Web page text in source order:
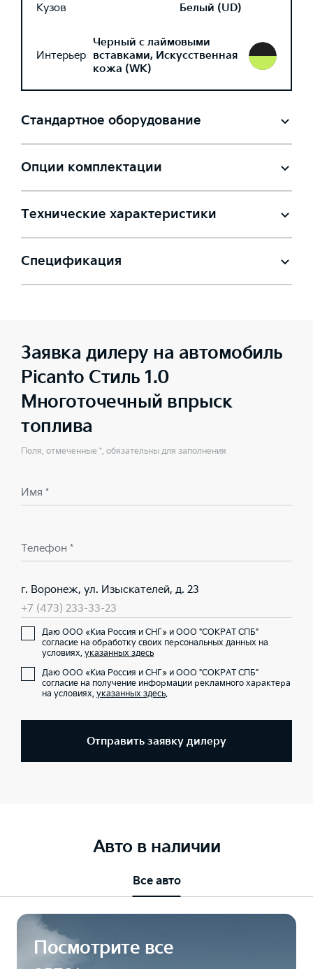
Кузов Белый (UD)
Интерьер
Черный с лаймовыми
вставками, Искусственная
кожа (WK)
Стандартное оборудование
Опции комплектации
Технические характеристики
Спецификация
Заявка дилеру на автомобиль
Picanto Стиль 1.0
Многоточечный впрыск
топлива
Поля, отмеченные *, обязательны для заполнения
Имя *
Телефон *
г. Воронеж, ул. Изыскателей, д. 23
+7 (473) 233-33-23
Даю ООО «Киа Россия и СНГ» и ООО "СОКРАТ СПБ"
согласие на обработку своих персональных данных на
условиях, указанных здесь
Даю ООО «Киа Россия и СНГ» и ООО "СОКРАТ СПБ"
согласие на получение информации рекламного характера
на условиях, указанных здесь.
Отправить заявку дилеру
Авто в наличии
Все авто
Посмотрите все